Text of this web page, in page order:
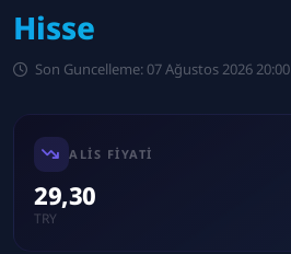
Hisse
Son Guncelleme: 07 Ağustos 2026 20:00
ALIS FIYATI
29,30
TRY